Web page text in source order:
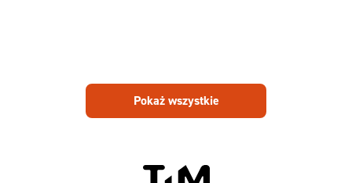
Pokaż wszystkie